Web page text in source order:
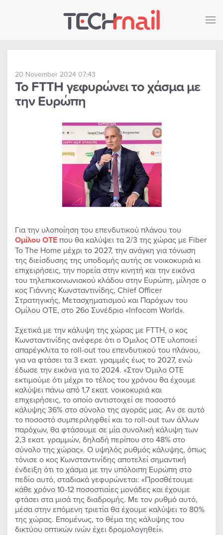
Skip to main content
20 November 2024 07:43
Το FTTH γεφυρώνει το χάσμα με
την Ευρώπη
Για την υλοποίηση του επενδυτικού πλάνου του
Ομίλου ΟΤΕπου θα καλύψει τα 2/3 της χώρας με Fiber
To The Home μέχρι το 2027, την ανάγκη για τόνωση
της διείσδυσης της υποδομής αυτής σε νοικοκυριά κι
επιχειρήσεις, την πορεία στην κινητή και την εικόνα
του τηλεπικοινωνιακού κλάδου στην Ευρώπη, μίλησε ο
κος Γιάννης Κωνσταντινίδης, Chief Officer
Στρατηγικής, Μετασχηματισμού και Παρόχων του
Ομίλου ΟΤΕ, στο 26ο Συνέδριο «Infocom World».
Σχετικά με την κάλυψη της χώρας με FTTH, ο κος
Κωνσταντινίδης ανέφερε ότι ο Όμιλος ΟΤΕ υλοποιεί
απαρέγκλιτα το roll-out του επενδυτικού του πλάνου,
για να φτάσει τα 3 εκατ. γραμμές έως το 2027, ενώ
έδωσε την εικόνα για το 2024. «Στον Όμιλο ΟΤΕ
εκτιμούμε ότι μέχρι το τέλος του χρόνου θα έχουμε
καλύψει πάνω από 1,7 εκατ. νοικοκυριά και
επιχειρήσεις, το οποίο αντιστοιχεί σε ποσοστό
κάλυψης 36% στο σύνολο της αγοράς μας. Αν σε αυτό
το ποσοστό συμπεριληφθεί και το roll-out των άλλων
παρόχων, θα φτάσουμε σε μία συνολική κάλυψη των
2,3 εκατ. γραμμών, δηλαδή περίπου στο 48% στο
σύνολο της χώρας». Ο υψηλός ρυθμός κάλυψης, όπως
τόνισε ο κος Κωνσταντινίδης αποτελεί σημαντική
ένδειξη ότι το χάσμα με την υπόλοιπη Ευρώπη στο
πεδίο αυτό, σταδιακά γεφυρώνεται: «Προσθέτουμε
κάθε χρόνο 10-12 ποσοστιαίες μονάδες και έχουμε
φτάσει στα μισά της διαδρομής. Με τον ρυθμό αυτό,
μέσα στην επόμενη τριετία θα έχουμε καλύψει το 80%
της χώρας. Επομένως, το θέμα της κάλυψης του
δικτύου οπτικών ινών έχει δρομολογηθεί».